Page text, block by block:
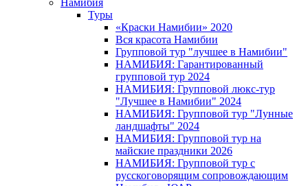
Намибия
Туры
«Краски Намибии» 2020
Вся красота Намибии
Групповой тур "лучшее в Намибии"
НАМИБИЯ: Гарантированный
групповой тур 2024
НАМИБИЯ: Групповой люкс-тур
"Лучшее в Намибии" 2024
НАМИБИЯ: Групповой тур "Лунные
ландшафты" 2024
НАМИБИЯ: Групповой тур на
майские праздники 2026
НАМИБИЯ: Групповой тур с
русскоговорящим сопровождающим